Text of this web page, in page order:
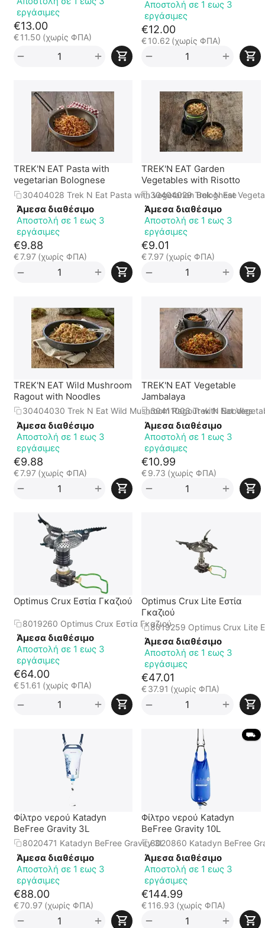
εργάσιμες
€13.00
€ 11.50 (χωρίς ΦΠΑ)
+
−
Αποστολή σε 1 εως 3
εργάσιμες
€12.00
€10.62 (χωρίς ΦΠΑ)
+
−
TREK'N EAT Pasta with
vegetarian Bolognese
30404028 Trek N Eat Pasta with vegetarian Bolognese
Άμεσα διαθέσιμο
Αποστολή σε 1 εως 3
εργάσιμες
€9.88
€7.97 (χωρίς ΦΠΑ)
+
−
TREK'N EAT Garden
Vegetables with Risotto
30404029 Trek N Eat
Άμεσα διαθέσιμο
Αποστολή σε 1 εως 3
εργάσιμες
€9.01
€7.97 (χωρίς ΦΠΑ)
+
−
TREK'N EAT Wild Mushroom
Ragout with Noodles
30404030 Trek N Eat Wild Mushroom Ragout with Noodles
Άμεσα διαθέσιμο
Αποστολή σε 1 εως 3
εργάσιμες
€9.88
€7.97 (χωρίς ΦΠΑ)
+
−
TREK'N EAT Vegetable
Jambalaya
30411003 Trek N Eat
Άμεσα διαθέσιμο
Αποστολή σε 1 εως 3
εργάσιμες
€10.99
€9.73 (χωρίς ΦΠΑ)
+
−
Optimus Crux Εστία Γκαζιού
8019260 Optimus Crux Εστία Γκαζιού
Άμεσα διαθέσιμο
Αποστολή σε 1 εως 3
εργάσιμες
€64.00
€ 51.61 (χωρίς ΦΠΑ)
+
−
Optimus Crux Lite Εστία
Γκαζιού
8019259 Optimus Crux Lite
Άμεσα διαθέσιμο
Αποστολή σε 1 εως 3
εργάσιμες
€47.01
€37.91 (χωρίς ΦΠΑ)
+
−
Φίλτρο νερού Katadyn
BeFree Gravity 3L
8020471 Katadyn BeFree Gravity 3L
Άμεσα διαθέσιμο
Αποστολή σε 1 εως 3
εργάσιμες
€88.00
€70.97 (χωρίς ΦΠΑ)
+
−
⛟
Φίλτρο νερού Katadyn
BeFree Gravity 10L
8020860 Katadyn BeFree
Άμεσα διαθέσιμο
Αποστολή σε 1 εως 3
εργάσιμες
€144.99
€116.93 (χωρίς ΦΠΑ)
+
−